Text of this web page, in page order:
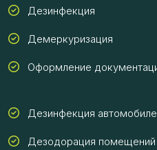
Дезинфекция
Демеркуризация
Оформление
Дезинфекция
Дезодорация помещений